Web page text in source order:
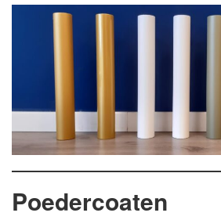
Poedercoaten